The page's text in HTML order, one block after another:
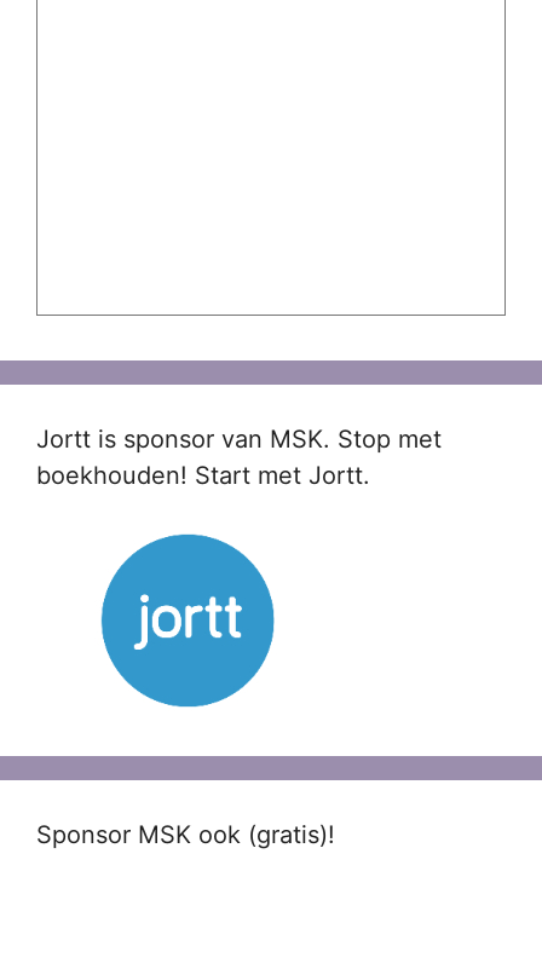
Jortt is sponsor van MSK. Stop met
boekhouden! Start met Jortt.
Sponsor MSK ook (gratis)!